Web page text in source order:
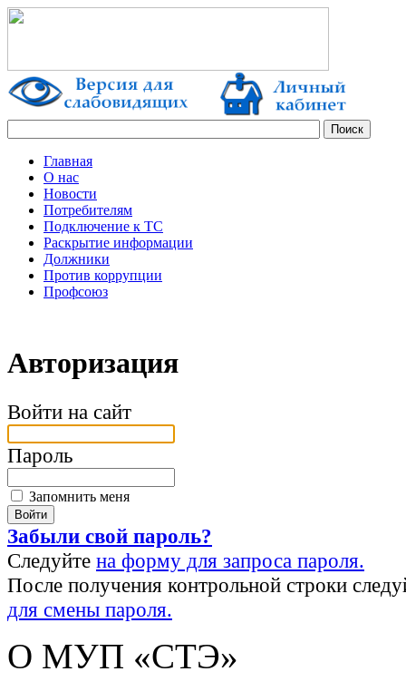
Главная
О нас
Новости
Потребителям
Подключение к ТС
Раскрытие информации
Должники
Против коррупции
Профсоюз
Авторизация
Войти на сайт
Пароль
Запомнить меня
Забыли свой пароль?
Следуйте на форму для запроса пароля.
После получения контрольной строки
для смены пароля.
О МУП «СТЭ»